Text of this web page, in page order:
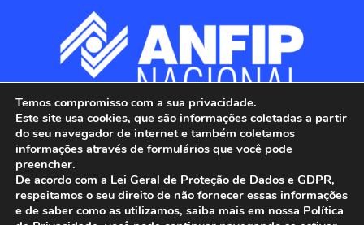
Temos compromisso com a sua privacidade.
Este site usa cookies, que são informações coletadas a partir
do seu navegador de internet e também coletamos
informações através de formulários que você pode
preencher.
De acordo com a Lei Geral de Proteção de Dados e GDPR,
respeitamos o seu direito de não fornecer essas informações
e de saber como as utilizamos, saiba mais em nossa Política